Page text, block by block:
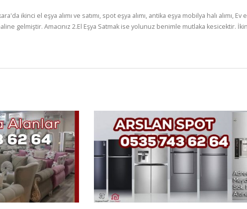
ikinci el eşya alımı ve satımı, spot eşya alımı, antika eşya mobilya halı
gelmiştir. Amacınız 2.El Eşya Satmak ise yolunuz benimle mutlaka kesicektir.